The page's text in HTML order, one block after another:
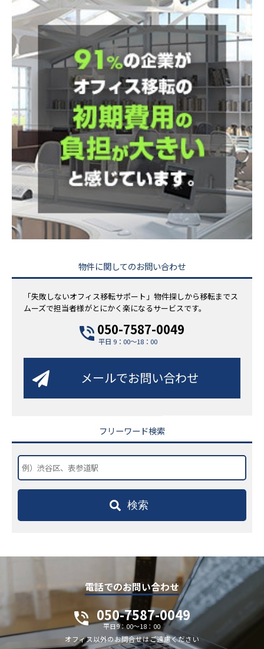
物件に関してのお問い合わせ
「失敗しないオフィス移転サポート」物件探しから移転までス
ムーズで担当者様がとにかく楽になるサービスです。
050-7587-0049
平日 9：00～18：00
メールでお問い合わせ
フリーワード検索
検索
電話でのお問い合わせ
050-7587-0049
平日9：00～18：00
オフィス以外のお問合せはご遠慮ください